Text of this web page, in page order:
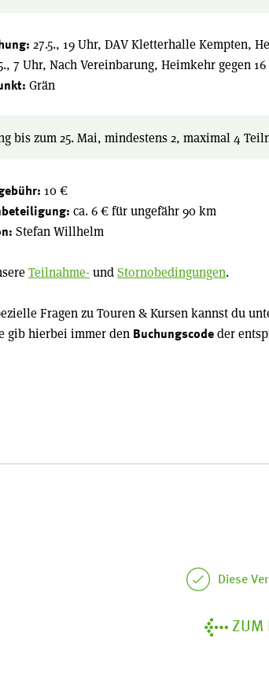
27.5., 19 Uhr, DAV Kletterhalle Kempten,
7 Uhr, Nach Vereinbarung, Heimkehr gegen
Grän
bis zum 25. Mai, mindestens 2, maximal 4
10 €
ca. 6 € für ungefähr 90 km
Stefan Willhelm
Teilnahme-undStornobedingungen.
Fragen zu Touren & Kursen kannst du
gib hierbei immer den Buchungscode der
Diese
ZUM